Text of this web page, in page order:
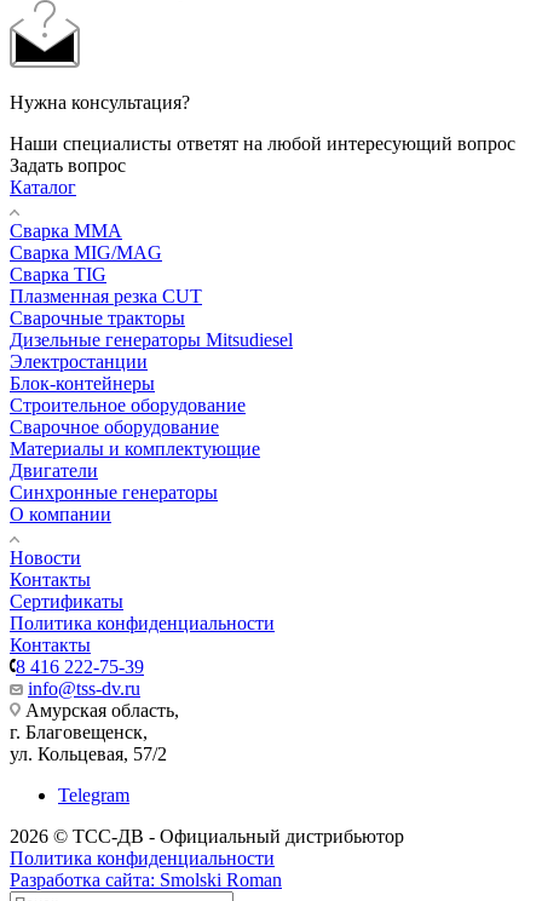
Нужна консультация?
Наши специалисты ответят на любой интересующий вопрос
Задать вопрос
Каталог
Сварка MMA
Сварка MIG/MAG
Сварка TIG
Плазменная резка CUT
Сварочные тракторы
Дизельные генераторы Mitsudiesel
Электростанции
Блок-контейнеры
Строительное оборудование
Сварочное оборудование
Материалы и комплектующие
Двигатели
Синхронные генераторы
О компании
Новости
Контакты
Сертификаты
Политика конфиденциальности
Контакты
8 416 222-75-39
info@tss-dv.ru
Амурская область,
г. Благовещенск,
ул. Кольцевая, 57/2
Telegram
2026 © ТСС-ДВ - Официальный дистрибьютор
Политика конфиденциальности
Разработка сайта: Smolski Roman